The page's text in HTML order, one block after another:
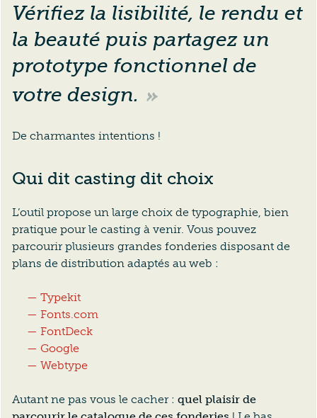
Vérifiez la lisibilité, le rendu et
la beauté puis partagez un
prototype fonctionnel de
votre design.
De charmantes intentions !
Qui dit casting dit choix
L’outil propose un large choix de typographie, bien
pratique pour le casting à venir. Vous pouvez
parcourir plusieurs grandes fonderies disposant de
plans de distribution adaptés au web :
Typekit
Fonts.com
FontDeck
Google
Webtype
Autant ne pas vous le cacher : quel plaisir de